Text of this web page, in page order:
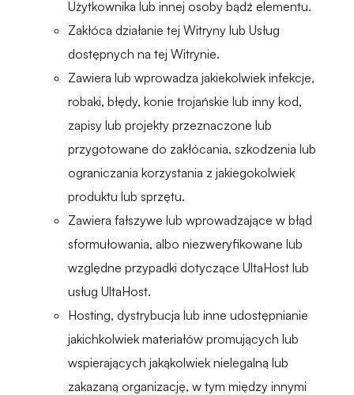
Użytkownika lub innej osoby bądź elementu.
Zakłóca działanie tej Witryny lub Usług
dostępnych na tej Witrynie.
Zawiera lub wprowadza jakiekolwiek infekcje,
robaki, błędy, konie trojańskie lub inny kod,
zapisy lub projekty przeznaczone lub
przygotowane do zakłócania, szkodzenia lub
ograniczania korzystania z jakiegokolwiek
produktu lub sprzętu.
Zawiera fałszywe lub wprowadzające w błąd
sformułowania, albo niezweryfikowane lub
względne przypadki dotyczące UltaHost lub
usług UltaHost.
Hosting, dystrybucja lub inne udostępnianie
jakichkolwiek materiałów promujących lub
wspierających jakąkolwiek nielegalną lub
zakazaną organizację, w tym między innymi